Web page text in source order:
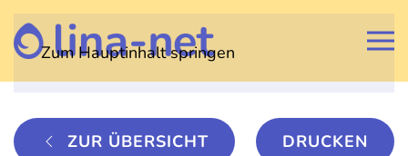
Zum Hauptinhalt springen
ZUR ÜBERSICHT DRUCKEN